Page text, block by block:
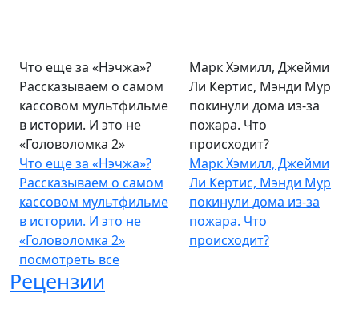
Что еще за «Нэчжа»?
Рассказываем о самом
кассовом мультфильме
в истории. И это не
«Головоломка 2»
Что еще за «Нэчжа»?
Рассказываем о самом
кассовом мультфильме
в истории. И это не
«Головоломка 2»
Марк Хэмилл, Джейми
Ли Кертис, Мэнди Мур
покинули дома из-за
пожара. Что
происходит?
Марк Хэмилл, Джейми
Ли Кертис, Мэнди Мур
покинули дома из-за
пожара. Что
происходит?
посмотреть все
Рецензии